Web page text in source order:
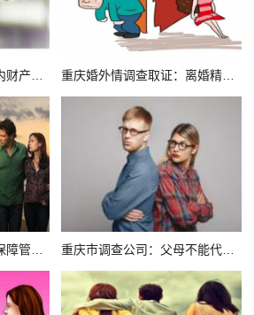
重庆外遇调查取证：婚内财产被转移了怎么判决 重庆婚外情调查取证：离婚精神损失费一般是多少钱